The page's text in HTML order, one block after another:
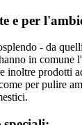
e per
- da
in comune
inoltre prodotti
per pulire